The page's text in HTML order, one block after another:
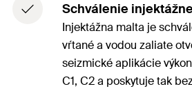
Schválenie
Injektážna malta je
vŕtané a vodou zaliate
seizmické aplikácie
C1, C2 a poskytuje tak